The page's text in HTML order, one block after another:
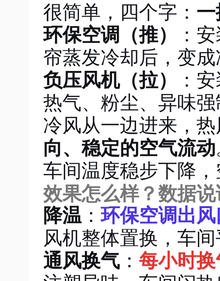
很简单，四个字：
环保空调（推）
：
帘蒸发冷却后，变
负压风机（拉）
：
热气、粉尘、异味
冷风从一边进来，
向、稳定的空气流动
车间温度稳步下降
效果怎么样？数据
降温 ：环保空调出
风机整体置换，车
通风换气 ： 每小时